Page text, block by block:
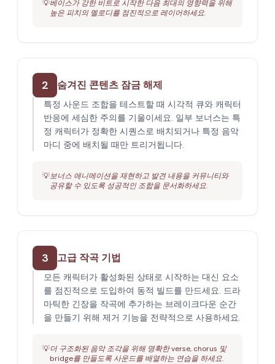
💡베이스가 강한 비트로 시작한 다음 최대의 영향력을 위해
높은 피치의 멜로디를 점진적으로 레이어하세요.
2 숨겨진 콘텐츠 잠금 해제
특정 사운드 조합을 테스트할 때 시각적 큐와 캐릭터
반응에 세심한 주의를 기울이세요. 일부 보너스는 특
정 캐릭터가 정확한 시퀀스로 배치되거나 특정 음악
마디 중에 배치될 때만 트리거됩니다.
💡보너스 애니메이션을 재현하고 발견 내용을 커뮤니티와
공유할 수 있도록 성공적인 조합을 문서화하세요.
3 고급 작곡 기법
모든 캐릭터가 활성화된 상태로 시작하는 대신 요소
를 점진적으로 도입하여 동적 빌드를 만드세요. 드라
마틱한 긴장을 작곡에 추가하는 브레이크다운 순간
을 만들기 위해 제거 기능을 전략적으로 사용하세요.
💡더 구조화된 음악 조각을 위해 명확한 verse, chorus 및
bridge를 만들도록 사운드를 배열하는 연습을 하세요.